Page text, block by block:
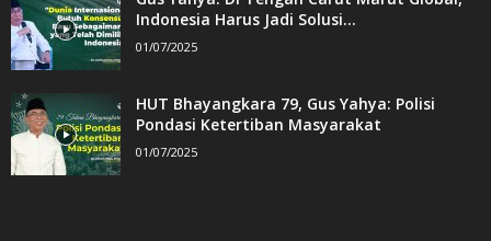
Indonesia Harus Jadi Solusi...
01/07/2025
HUT Bhayangkara 79, Gus Yahya: Polisi
Pondasi Ketertiban Masyarakat
01/07/2025